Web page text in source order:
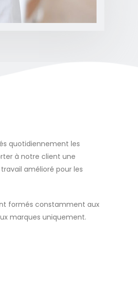
quotidiennement les
à notre client une
amélioré pour les
formés constamment aux
marques uniquement.